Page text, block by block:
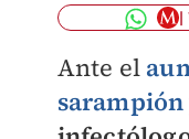
Ante el